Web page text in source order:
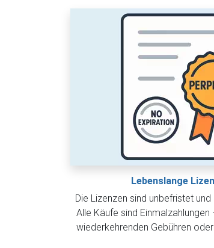
Lebenslange
Die Lizenzen sind unbefristet
Alle Käufe sind
wiederkehrenden Gebühren